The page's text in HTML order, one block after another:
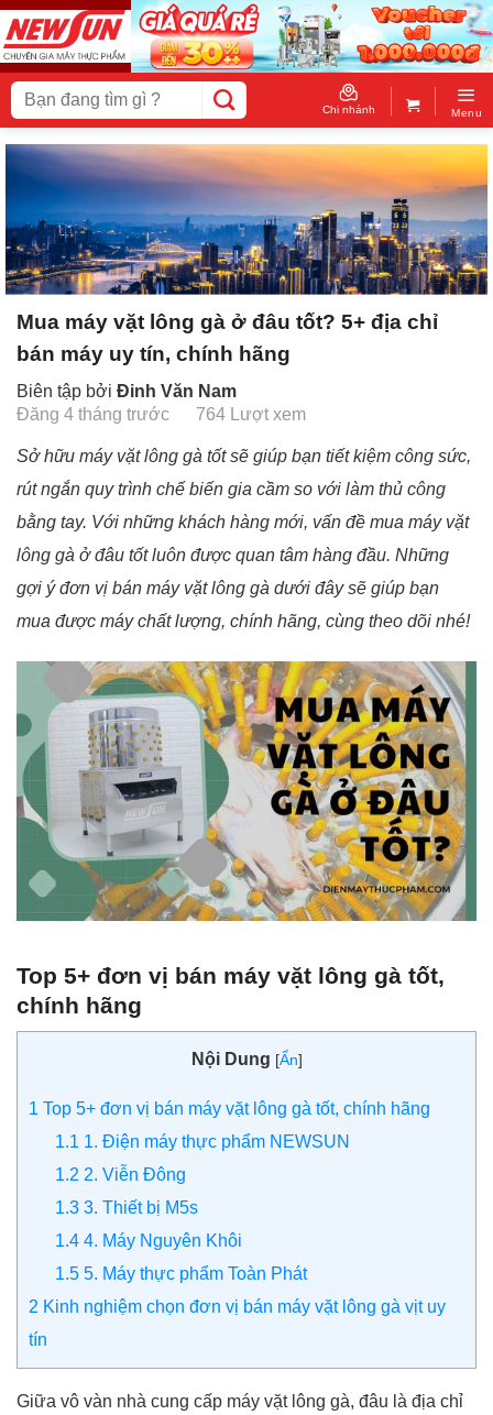
Skip
to
content
Tìm
kiếm:
Chi nhánh Menu
Mua máy vặt lông gà ở đâu tốt? 5+ địa chỉ
bán máy uy tín, chính hãng
Biên tập bởi Đinh Văn Nam
Đăng 4 tháng trước
764 Lượt xem
Sở hữu máy vặt lông gà tốt sẽ giúp bạn tiết kiệm công sức,
rút ngắn quy trình chế biến gia cầm so với làm thủ công
bằng tay. Với những khách hàng mới, vấn đề mua máy vặt
lông gà ở đâu tốt luôn được quan tâm hàng đầu. Những
gợi ý đơn vị bán máy vặt lông gà dưới đây sẽ giúp bạn
mua được máy chất lượng, chính hãng, cùng theo dõi nhé!
Top 5+ đơn vị bán máy vặt lông gà tốt,
chính hãng
Nội Dung [Ẩn]
1 Top 5+ đơn vị bán máy vặt lông gà tốt, chính hãng
1.1 1. Điện máy thực phẩm NEWSUN
1.2 2. Viễn Đông
1.3 3. Thiết bị M5s
1.4 4. Máy Nguyên Khôi
1.5 5. Máy thực phẩm Toàn Phát
2 Kinh nghiệm chọn đơn vị bán máy vặt lông gà vịt uy
tín
Giữa vô vàn nhà cung cấp máy vặt lông gà, đâu là địa chỉ